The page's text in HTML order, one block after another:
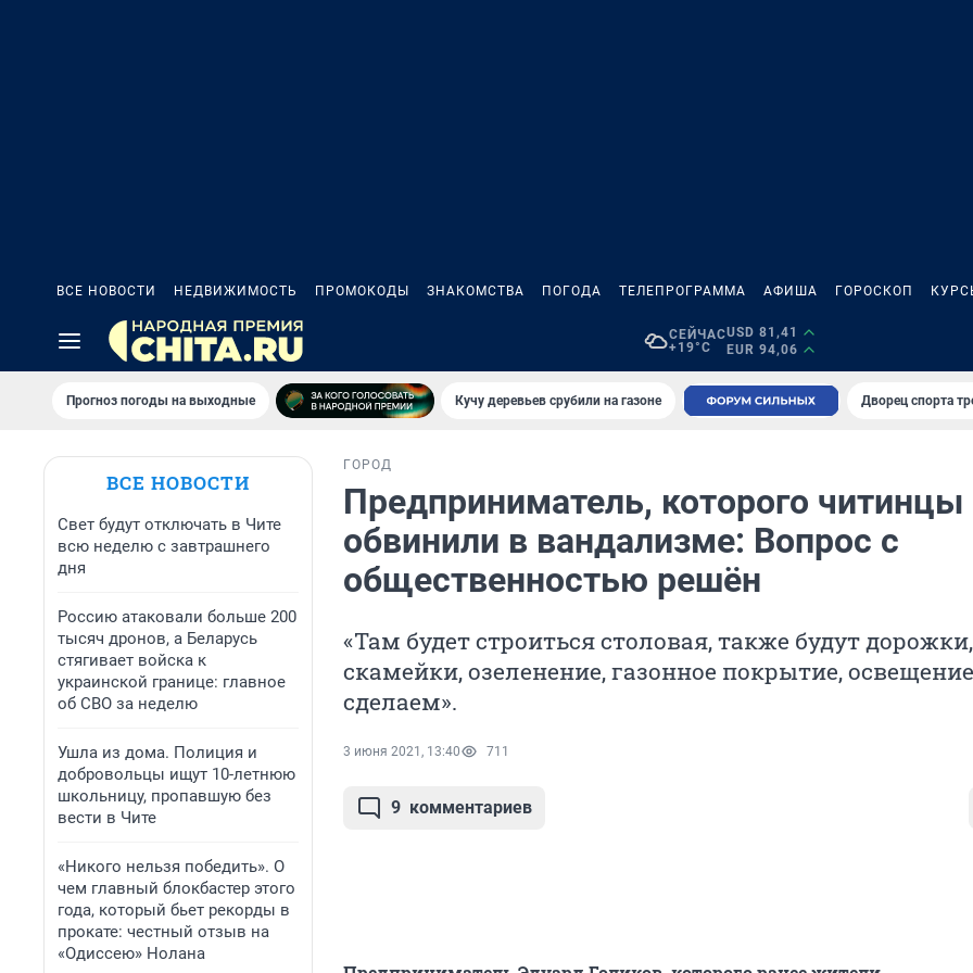
ВСЕ НОВОСТИ НЕДВИЖИМОСТЬ ПРОМОКОДЫ ЗНАКОМСТВА ПОГОДА ТЕЛЕПРОГРАММА АФИША ГОРОСКОП
СЕЙЧАС
+19°C
USD 81,41
EUR 94,06
Прогноз погоды на выходные Кучу деревьев срубили на газоне Дворец спорта
ВСЕ НОВОСТИ
Свет будут отключать в Чите
всю неделю с завтрашнего
дня
Россию атаковали больше 200
тысяч дронов, а Беларусь
стягивает войска к
украинской границе: главное
об СВО за неделю
Ушла из дома. Полиция и
добровольцы ищут 10-летнюю
школьницу, пропавшую без
вести в Чите
«Никого нельзя победить». О
чем главный блокбастер этого
года, который бьет рекорды в
прокате: честный отзыв на
«Одиссею» Нолана
ГОРОД
Предприниматель, которого читинцы
обвинили в вандализме: Вопрос с
общественностью решён
«Там будет строиться столовая, также будут дорожки,
скамейки, озеленение, газонное покрытие, освещение
сделаем».
3 июня 2021, 13:40 711
9 комментариев